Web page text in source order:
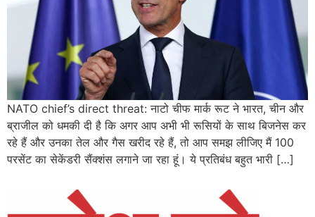
NATO chief’s direct threat: नाटो चीफ मार्क रूट ने भारत, चीन और
ब्राजील को धमकी दी है कि अगर आप अभी भी रूसियों के साथ बिजनेस कर
रहे हैं और उनका तेल और गैस खरीद रहे हैं, तो आप समझ लीजिए मैं 100
परसेंट का सेकेंडरी सैंक्शंस लगाने जा रहा हूं। ये प्रतिबंध बहुत भारी […]